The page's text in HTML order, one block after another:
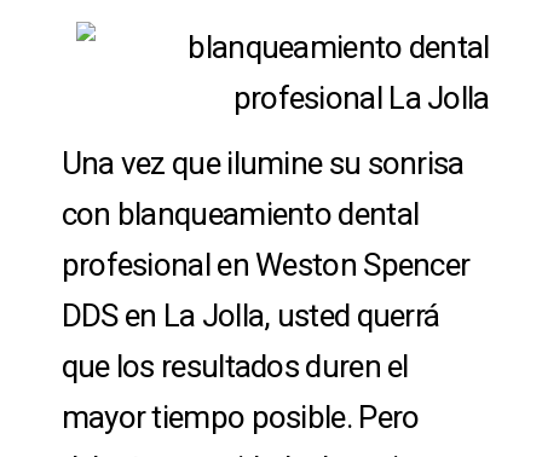
Una vez que ilumine su sonrisa
con blanqueamiento dental
profesional en Weston Spencer
DDS en La Jolla, usted querrá
que los resultados duren el
mayor tiempo posible. Pero